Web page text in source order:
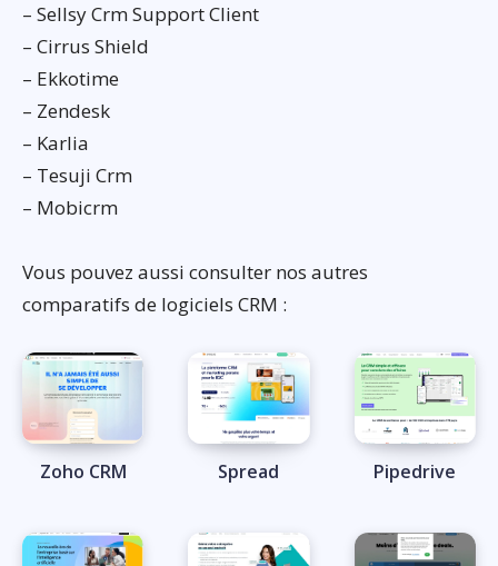
– Sellsy Crm Support Client
– Cirrus Shield
– Ekkotime
– Zendesk
– Karlia
– Tesuji Crm
– Mobicrm
Vous pouvez aussi consulter nos autres
comparatifs de logiciels CRM :
Zoho CRM Spread Pipedrive